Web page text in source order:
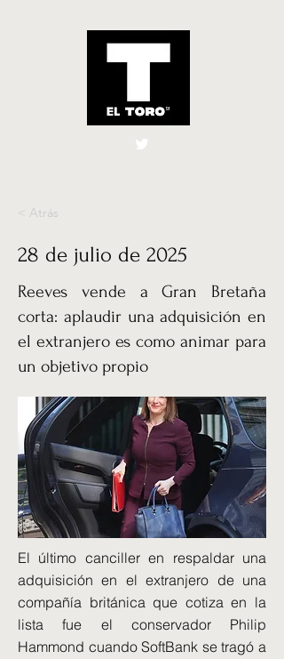
El Toro España
< Atrás
28 de julio de 2025
Reeves vende a Gran Bretaña
corta: aplaudir una adquisición en
el extranjero es como animar para
un objetivo propio
El último canciller en respaldar una
adquisición en el extranjero de una
compañía británica que cotiza en la
lista fue el conservador Philip
Hammond cuando SoftBank se tragó a